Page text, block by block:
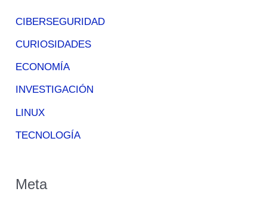
CIBERSEGURIDAD
CURIOSIDADES
ECONOMÍA
INVESTIGACIÓN
LINUX
TECNOLOGÍA
Meta